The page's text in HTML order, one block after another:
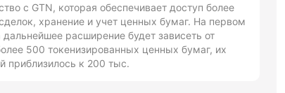
с GTN, которая обеспечивает доступ более
хранение и учет ценных бумаг. На первом
расширение будет зависеть от
500 токенизированных ценных бумаг, их
приблизилось к 200 тыс.